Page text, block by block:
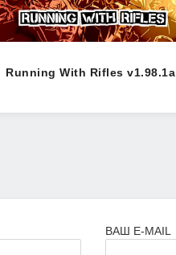
Running With Rifles v1.98.1a
ВАШ E-MAIL